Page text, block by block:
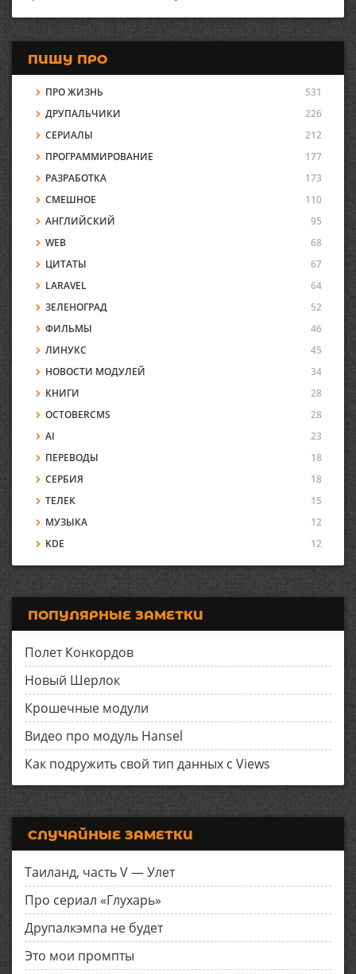
ПИШУ ПРО
ПРО ЖИЗНЬ
531
ДРУПАЛЬЧИКИ
226
СЕРИАЛЫ
212
ПРОГРАММИРОВАНИЕ
177
РАЗРАБОТКА
173
СМЕШНОЕ
110
АНГЛИЙСКИЙ
95
WEB
68
ЦИТАТЫ
67
LARAVEL
64
ЗЕЛЕНОГРАД
52
ФИЛЬМЫ
46
ЛИНУКС
45
НОВОСТИ МОДУЛЕЙ
34
КНИГИ
28
OCTOBERCMS
28
AI
23
ПЕРЕВОДЫ
18
СЕРБИЯ
18
ТЕЛЕК
15
МУЗЫКА
12
KDE
12
ПОПУЛЯРНЫЕ ЗАМЕТКИ
Полет Конкордов
Новый Шерлок
Крошечные модули
Видео про модуль Hansel
Как подружить свой тип данных с Views
СЛУЧАЙНЫЕ ЗАМЕТКИ
Таиланд, часть V — Улет
Про сериал «Глухарь»
Друпалкэмпа не будет
Это мои промпты